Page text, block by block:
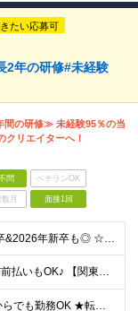
たい応募可
2年の研修#未経験
間の研修≫ 未経験95％の当
クリエイターへ！
問 ベテランOK
月 面接1回
☆完全未経験OK・第二新卒&2026年新卒も◎ ☆社員の7割が20代 ☆経歴・ブランク不問 ※学歴不問 …━━━━━━━━━━ 未経験スタート前提のポテンシャル採用です。 毎月全国で複数人を採用して
◆正社員／契約社員※給与前払いもOK♪ 【関東（一都三県）】 月給25万円～ ※固定残業代（月20時間分／月3万2383円）を含む。超過分は別途支給。 ※試用期間中の給与は月給22万円～ 【関東（北
★全国47都道府県、どこからでも勤務OK ★転勤なし！腰を据えて活躍◎ ★マイカー通勤OK（拠点による） ★業務に慣れたら、ゆくゆくはリモート併用やフルリモートも可能 全国のお客様先にて勤務していた